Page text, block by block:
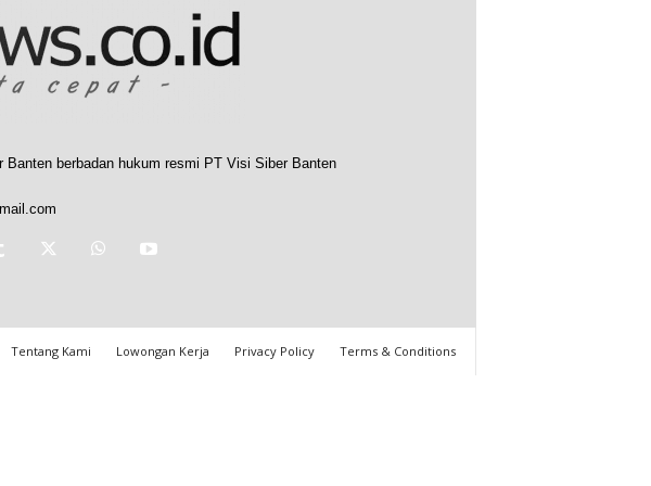
berbadan hukum resmi PT Visi Siber Banten
Tentang Kami Lowongan Kerja Privacy Policy Terms & Conditions